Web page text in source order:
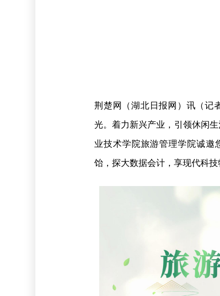
荆楚网（湖北日报网）讯（记
光。着力新兴产业，引领休闲
业技术学院旅游管理学院诚邀
饴，探大数据会计，享现代科